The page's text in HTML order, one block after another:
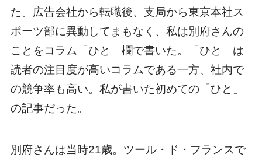
た。広告会社から転職後、支局から東京本社ス
ポーツ部に異動してまもなく、私は別府さんの
ことをコラム「ひと」欄で書いた。「ひと」は
読者の注目度が高いコラムである一方、社内で
の競争率も高い。私が書いた初めての「ひと」
の記事だった。
別府さんは当時21歳。ツール・ド・フランスで